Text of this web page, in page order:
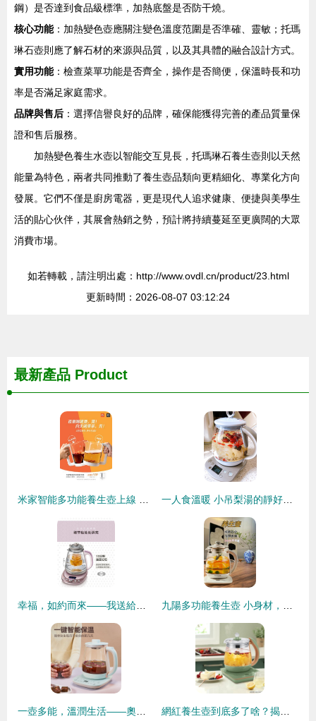
鋼）是否達到食品級標準，加熱底盤是否防干燒。
核心功能：加熱變色壺應關注變色溫度范圍是否準確、靈敏；托瑪
琳石壺則應了解石材的來源與品質，以及其具體的融合設計方式。
實用功能：檢查菜單功能是否齊全，操作是否簡便，保溫時長和功
率是否滿足家庭需求。
品牌與售后 ：選擇信譽良好的品牌，確保能獲得完善的產品質量保
證和售后服務。
加熱變色養生水壺以智能交互見長，托瑪琳石養生壺則以天然
能量為特色，兩者共同推動了養生壺品類向更精細化、專業化方向
發展。它們不僅是廚房電器，更是現代人追求健康、便捷與美學生
活的貼心伙伴，其展會熱銷之勢，預計將持續蔓延至更廣闊的大眾
消費市場。
如若轉載，請注明出處：http://www.ovdl.cn/product/23.html
更新時間：2026-08-07 03:12:24
最新產品 Product